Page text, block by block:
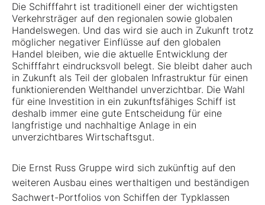
Die Schifffahrt ist traditionell einer der wichtigsten
Verkehrsträger auf den regionalen sowie globalen
Handelswegen. Und das wird sie auch in Zukunft trotz
möglicher negativer Einflüsse auf den globalen
Handel bleiben, wie die aktuelle Entwicklung der
Schifffahrt eindrucksvoll belegt. Sie bleibt daher auch
in Zukunft als Teil der globalen Infrastruktur für einen
funktionierenden Welthandel unverzichtbar. Die Wahl
für eine Investition in ein zukunftsfähiges Schiff ist
deshalb immer eine gute Entscheidung für eine
langfristige und nachhaltige Anlage in ein
unverzichtbares Wirtschaftsgut.
Die Ernst Russ Gruppe wird sich zukünftig auf den
weiteren Ausbau eines werthaltigen und beständigen
Sachwert-Portfolios von Schiffen der Typklassen